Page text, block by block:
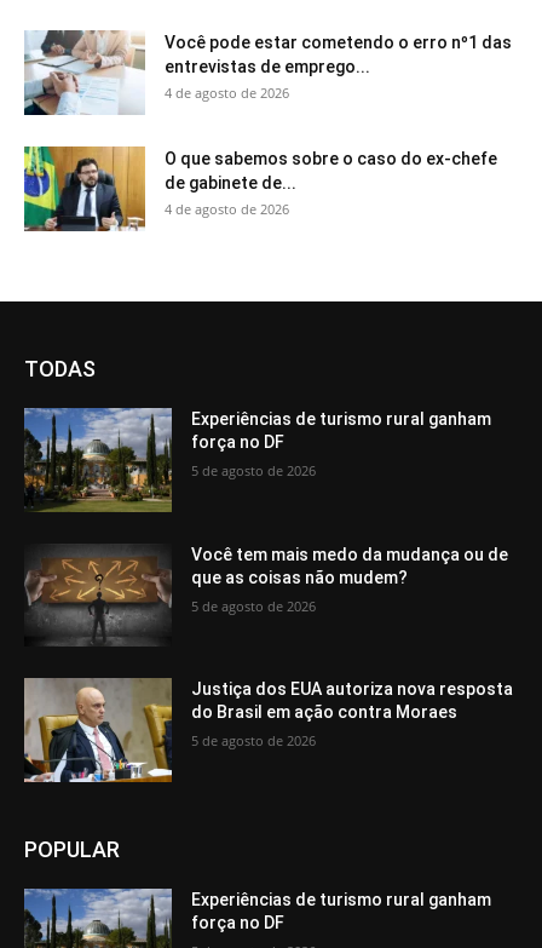
Você pode estar cometendo o erro nº1 das
entrevistas de emprego...
4 de agosto de 2026
O que sabemos sobre o caso do ex-chefe
de gabinete de...
4 de agosto de 2026
TODAS
Experiências de turismo rural ganham
força no DF
5 de agosto de 2026
Você tem mais medo da mudança ou de
que as coisas não mudem?
5 de agosto de 2026
Justiça dos EUA autoriza nova resposta
do Brasil em ação contra Moraes
5 de agosto de 2026
POPULAR
Experiências de turismo rural ganham
força no DF